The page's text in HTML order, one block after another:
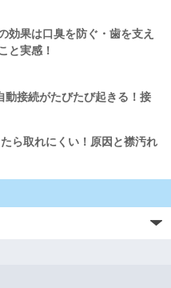
効果は口臭を防ぐ・歯を支え
と実感！
動接続がたびたび起きる！接
ら取れにくい！原因と襟汚れ